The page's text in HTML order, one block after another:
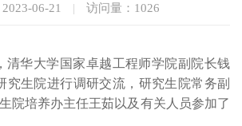
06-21 | 访问量： 1026
清华大学国家卓越工程师学院副院长钱
究生院进行调研交流，研究生院常务副
院培养办主任王茹以及有关人员参加了